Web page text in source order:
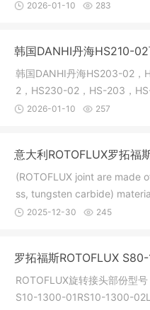
气压自动开关
2026-01-10 283
韩国DANHI丹海HS210-
韩国DANHI丹海HS203-02
2，HS230-02，HS-203，
0，HS203，HS206，HS2
2026-01-10 257
意大利ROTOFLUX罗拓福
(ROTOFLUX joint are made
ss, tungsten carbide)
2025-12-30 245
罗拓福斯ROTOFLUX
ROTOFLUX旋转接头部份型
S10-1300-01RS10-1300-